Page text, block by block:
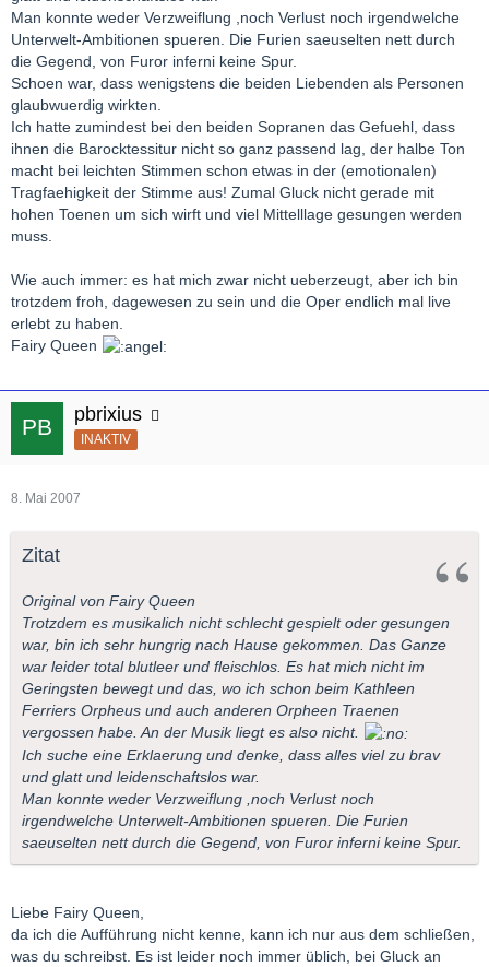
Man konnte weder Verzweiflung ,noch Verlust noch irgendwelche
Unterwelt-Ambitionen spueren. Die Furien saeuselten nett durch
die Gegend, von Furor inferni keine Spur.
Schoen war, dass wenigstens die beiden Liebenden als Personen
glaubwuerdig wirkten.
Ich hatte zumindest bei den beiden Sopranen das Gefuehl, dass
ihnen die Barocktessitur nicht so ganz passend lag, der halbe Ton
macht bei leichten Stimmen schon etwas in der (emotionalen)
Tragfaehigkeit der Stimme aus! Zumal Gluck nicht gerade mit
hohen Toenen um sich wirft und viel Mittelllage gesungen werden
muss.
Wie auch immer: es hat mich zwar nicht ueberzeugt, aber ich bin
trotzdem froh, dagewesen zu sein und die Oper endlich mal live
erlebt zu haben.
Fairy Queen
pbrixius
INAKTIV
8. Mai 2007
Zitat
Original von Fairy Queen
Trotzdem es musikalich nicht schlecht gespielt oder gesungen
war, bin ich sehr hungrig nach Hause gekommen. Das Ganze
war leider total blutleer und fleischlos. Es hat mich nicht im
Geringsten bewegt und das, wo ich schon beim Kathleen
Ferriers Orpheus und auch anderen Orpheen Traenen
vergossen habe. An der Musik liegt es also nicht.
Ich suche eine Erklaerung und denke, dass alles viel zu brav
und glatt und leidenschaftslos war.
Man konnte weder Verzweiflung ,noch Verlust noch
irgendwelche Unterwelt-Ambitionen spueren. Die Furien
saeuselten nett durch die Gegend, von Furor inferni keine Spur.
Liebe Fairy Queen,
da ich die Aufführung nicht kenne, kann ich nur aus dem schließen,
was du schreibst. Es ist leider noch immer üblich, bei Gluck an